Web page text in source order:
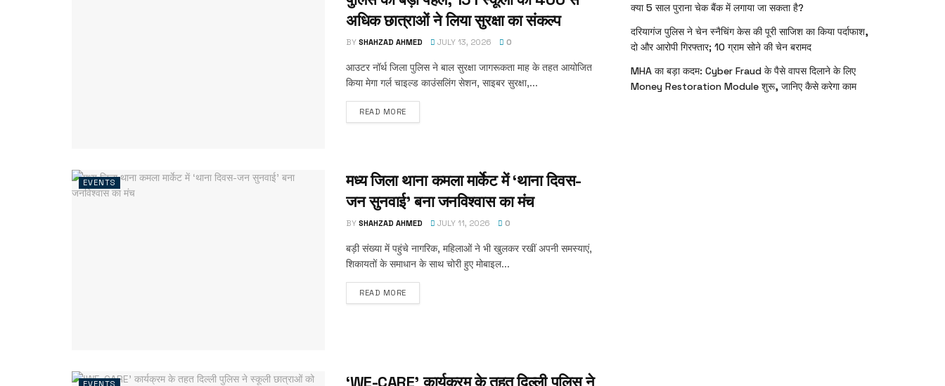
अधिक छात्राओं ने लिया सुरक्षा का संकल्प
BY SHAHZAD AHMED JULY 13, 2026 0
आउटर नॉर्थ जिला पुलिस ने बाल सुरक्षा जागरूकता माह के तहत आयोजित
किया मेगा गर्ल चाइल्ड काउंसलिंग सेशन, साइबर सुरक्षा,...
READ MORE
EVENTS
मध्य जिला थाना कमला मार्केट में ‘थाना दिवस-
जन सुनवाई’ बना जनविश्वास का मंच
BY SHAHZAD AHMED JULY 11, 2026 0
बड़ी संख्या में पहुंचे नागरिक, महिलाओं ने भी खुलकर रखीं अपनी समस्याएं,
शिकायतों के समाधान के साथ चोरी हुए मोबाइल...
READ MORE
EVENTS
‘WE-CARE’ कार्यक्रम के तहत दिल्ली पुलिस ने
क्या 5 साल पुराना चेक बैंक में लगाया जा सकता है?
दरियागंज पुलिस ने चेन स्नैचिंग केस की पूरी साजिश का किया पर्दाफाश,
दो और आरोपी गिरफ्तार; 10 ग्राम सोने की चेन बरामद
MHA का बड़ा कदम: Cyber Fraud के पैसे वापस दिलाने के लिए
Money Restoration Module शुरू, जानिए कैसे करेगा काम